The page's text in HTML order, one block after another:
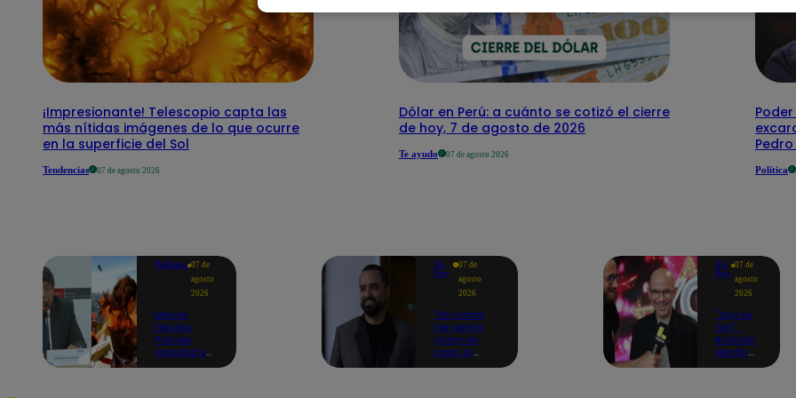
¡Impresionante! Telescopio capta las
más nítidas imágenes de lo que ocurre
en la superficie del Sol
Tendencias 07 de agosto 2026
Dólar en Perú: a cuánto se cotizó el cierre
de hoy, 7 de agosto de 2026
Te ayudo 07 de agosto 2026
Política
Política 07 de
agosto
2026
Menos
Fiestas
Patrias,
Navidad y
Yo
Soy
07 de
agosto
2026
"En Latina
me siento
como en
casa, lo
Yo
Soy
07 de
agosto
2026
"Soy su
fan":
Ricardo
Morán